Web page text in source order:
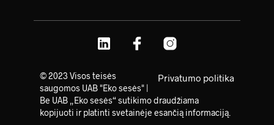
Privatumo politika
© 2023 Visos teisės
saugomos UAB "Eko sesės" |
Be UAB „Eko sesės“ sutikimo draudžiama
kopijuoti ir platinti svetainėje esančią informaciją.